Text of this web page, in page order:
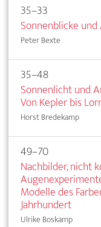
35–33
Sonnenblicke
Peter Bexte
35–48
Sonnenlicht und
Von Kepler bis
Horst Bredekamp
49–70
Nachbilder, nicht
Modelle des
Jahrhundert
Ulrike Boskamp